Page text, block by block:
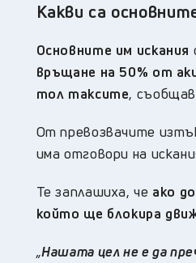
Какви са
Основните им искания
връщане на 50% от
тол таксите,
От превозвачите
има отговори на
Те заплашиха, че ако
който ще блокира
„Нашата цел не е да